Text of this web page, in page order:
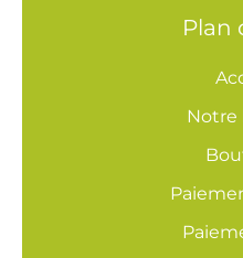
Plan
Notre